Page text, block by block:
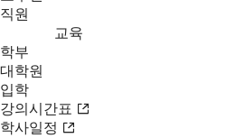
직원
교육
학부
대학원
입학
강의시간표
학사일정